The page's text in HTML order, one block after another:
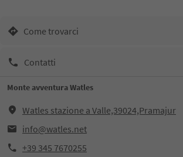
Come trovarci
Contatti
Monte avventura Watles
Watles stazione a Valle,39024,Pramajur
info@watles.net
+39 345 7670255